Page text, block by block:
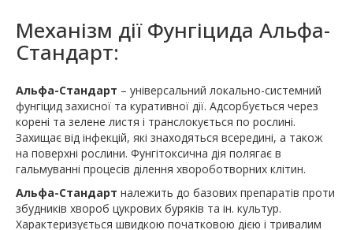
Механізм дії Фунгіцида Альфа-
Стандарт:
Альфа-Стандарт – універсальний локально-системний
фунгіцид захисної та куративної дії. Адсорбується через
корені та зелене листя і транслокується по рослині.
Захищає від інфекцій, які знаходяться всередині, а також
на поверхні рослини. Фунгітоксична дія полягає в
гальмуванні процесів ділення хвороботворних клітин.
Альфа-Стандарт належить до базових препаратів проти
збудників хвороб цукрових буряків та ін. культур.
Характеризується швидкою початковою дією і тривалим